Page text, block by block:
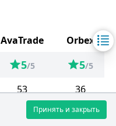
AvaTrade
Orbex
5/5 5/5
53
36
4
Принять и закрыть